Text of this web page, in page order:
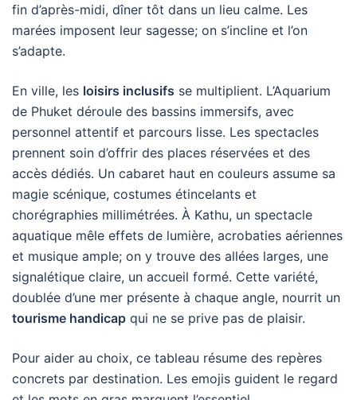
fin d’après-midi, dîner tôt dans un lieu calme. Les
marées imposent leur sagesse; on s’incline et l’on
s’adapte.
En ville, les loisirs inclusifs se multiplient. L’Aquarium
de Phuket déroule des bassins immersifs, avec
personnel attentif et parcours lisse. Les spectacles
prennent soin d’offrir des places réservées et des
accès dédiés. Un cabaret haut en couleurs assume sa
magie scénique, costumes étincelants et
chorégraphies millimétrées. À Kathu, un spectacle
aquatique mêle effets de lumière, acrobaties aériennes
et musique ample; on y trouve des allées larges, une
signalétique claire, un accueil formé. Cette variété,
doublée d’une mer présente à chaque angle, nourrit un
tourisme handicap qui ne se prive pas de plaisir.
Pour aider au choix, ce tableau résume des repères
concrets par destination. Les emojis guident le regard